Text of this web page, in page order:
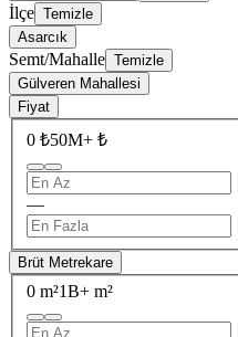
İlçe Temizle
Asarcık
Semt/Mahalle Temizle
Gülveren Mahallesi
Fiyat
0 ₺50M+ ₺
—
Brüt Metrekare
0 m²1B+ m²